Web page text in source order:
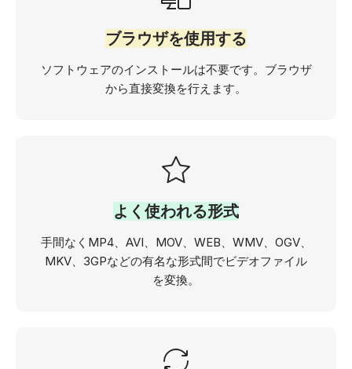
ブラウザを使用する
ソフトウェアのインストールは不要です。ブラウザ
から直接変換を行えます。
よく使われる形式
手間なくMP4、AVI、MOV、WEB、WMV、OGV、
MKV、3GPなどの有名な形式間でビデオファイル
を変換。